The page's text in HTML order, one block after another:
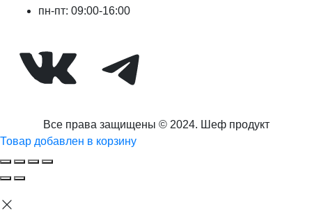
пн-пт: 09:00-16:00
ВКонтактеTelegram
Все права защищены © 2024. Шеф продукт
Товар добавлен в корзину